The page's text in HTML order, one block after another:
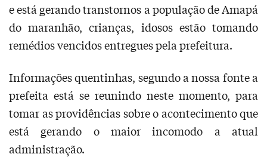
e está gerando transtornos a população de Amapá
do maranhão, crianças, idosos estão tomando
remédios vencidos entregues pela prefeitura.
Informações quentinhas, segundo a nossa fonte a
prefeita está se reunindo neste momento, para
tomar as providências sobre o acontecimento que
está gerando o maior incomodo a atual
administração.